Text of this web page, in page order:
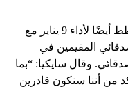
بريانكا سايكيا، الإعلامية المحترفة، تخطط أيضًا لأداء 9 يناير مع
المقيمين في
تذاكر لي ولأصدقائي. وقال سايكيا: “بما
من أننا سنكون قادرين